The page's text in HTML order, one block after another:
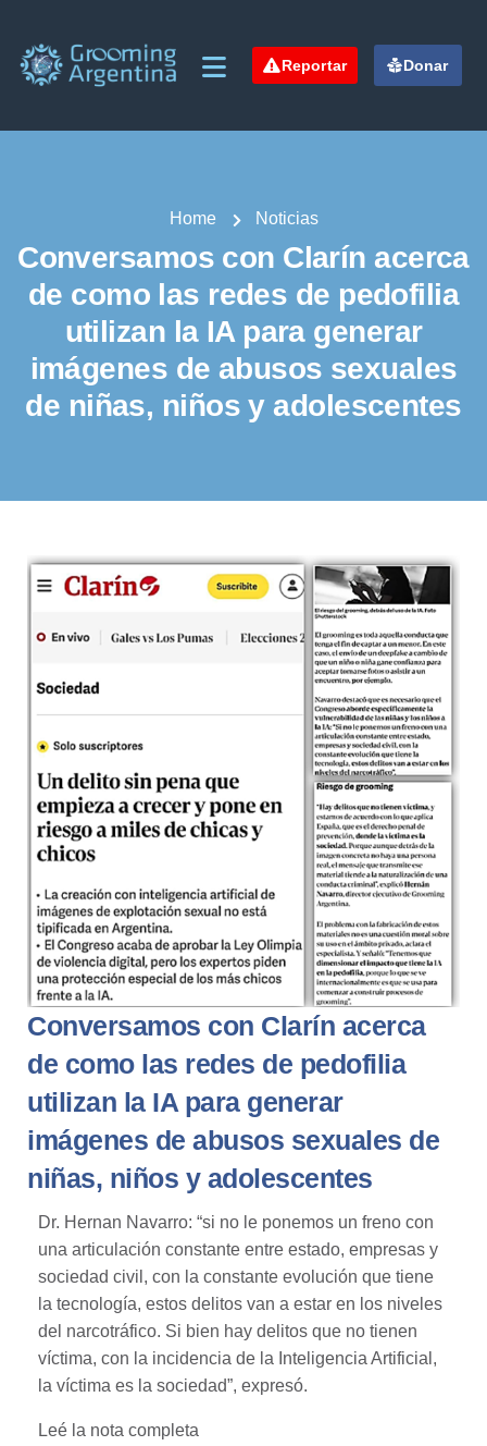
Reportar Donar
Home Noticias
Conversamos con Clarín acerca
de como las redes de pedofilia
utilizan la IA para generar
imágenes de abusos sexuales
de niñas, niños y adolescentes
Conversamos con Clarín acerca
de como las redes de pedofilia
utilizan la IA para generar
imágenes de abusos sexuales de
niñas, niños y adolescentes
Dr. Hernan Navarro: “si no le ponemos un freno con
una articulación constante entre estado, empresas y
sociedad civil, con la constante evolución que tiene
la tecnología, estos delitos van a estar en los niveles
del narcotráfico. Si bien hay delitos que no tienen
víctima, con la incidencia de la Inteligencia Artificial,
la víctima es la sociedad”, expresó.
Leé la nota completa